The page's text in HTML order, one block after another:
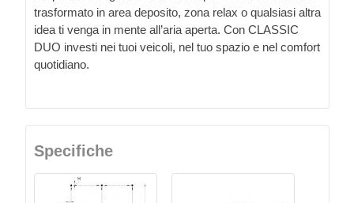
trasformato in area deposito, zona relax o qualsiasi altra
idea ti venga in mente all’aria aperta. Con CLASSIC
DUO investi nei tuoi veicoli, nel tuo spazio e nel comfort
quotidiano.
Specifiche